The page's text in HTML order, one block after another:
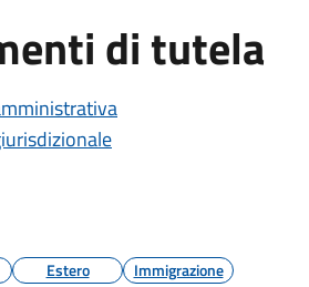
di tutela
Estero Immigrazione